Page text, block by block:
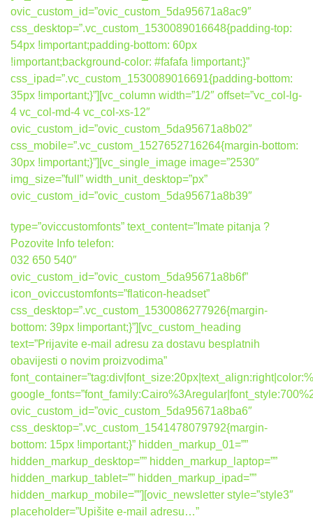
ovic_custom_id=”ovic_custom_5da95671a8ac9″
css_desktop=”.vc_custom_1530089016648{padding-top:
54px !important;padding-bottom: 60px
!important;background-color: #fafafa !important;}”
css_ipad=”.vc_custom_1530089016691{padding-bottom:
35px !important;}”][vc_column width=”1/2″ offset=”vc_col-lg-
4 vc_col-md-4 vc_col-xs-12″
ovic_custom_id=”ovic_custom_5da95671a8b02″
css_mobile=”.vc_custom_1527652716264{margin-bottom:
30px !important;}”][vc_single_image image=”2530″
img_size=”full” width_unit_desktop=”px”
ovic_custom_id=”ovic_custom_5da95671a8b39″
type=”oviccustomfonts” text_content=”Imate pitanja ?
Pozovite Info telefon:
032 650 540″
ovic_custom_id=”ovic_custom_5da95671a8b6f”
icon_oviccustomfonts=”flaticon-headset”
css_desktop=”.vc_custom_1530086277926{margin-
bottom: 39px !important;}”][vc_custom_heading
text=”Prijavite e-mail adresu za dostavu besplatnih
obavijesti o novim proizvodima”
ovic_custom_id=”ovic_custom_5da95671a8ba6″
css_desktop=”.vc_custom_1541478079792{margin-
bottom: 15px !important;}” hidden_markup_01=””
hidden_markup_desktop=”” hidden_markup_laptop=””
hidden_markup_tablet=”” hidden_markup_ipad=””
hidden_markup_mobile=””][ovic_newsletter style=”style3″
placeholder=”Upišite e-mail adresu…”